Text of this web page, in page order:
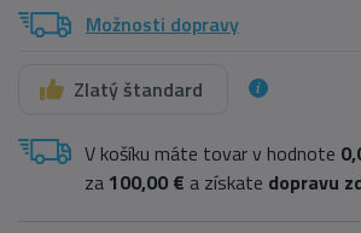
Možnosti dopravy
Zlatý štandard
V košíku máte tovar v hodnote
za 100,00 € a získate dopravu